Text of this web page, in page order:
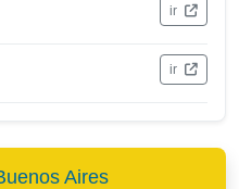
ir
ir
Aires